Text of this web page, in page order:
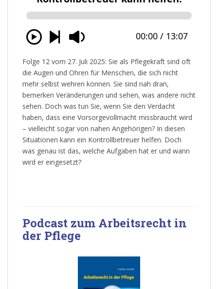
Folge 12 vom 27. Juli 2025: Sie als Pflegekraft sind oft
die Augen und Ohren für Menschen, die sich nicht
mehr selbst wehren können. Sie sind nah dran,
bemerken Veränderungen und sehen, was andere nicht
sehen. Doch was tun Sie, wenn Sie den Verdacht
haben, dass eine Vorsorgevollmacht missbraucht wird
– vielleicht sogar von nahen Angehörigen? In diesen
Situationen kann ein Kontrollbetreuer helfen. Doch
was genau ist das, welche Aufgaben hat er und wann
wird er eingesetzt?
Podcast zum Arbeitsrecht in
der Pflege